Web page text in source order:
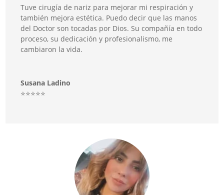
Tuve cirugía de nariz para mejorar mi respiración y
también mejora estética. Puedo decir que las manos
del Doctor son tocadas por Dios. Su compañía en todo
proceso, su dedicación y profesionalismo, me
cambiaron la vida.
Susana Ladino
⭐️⭐️⭐️⭐️⭐️